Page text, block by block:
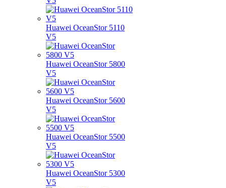
Huawei OceanStor 5110
V5
Huawei OceanStor 5800
V5
Huawei OceanStor 5600
V5
Huawei OceanStor 5500
V5
Huawei OceanStor 5300
V5